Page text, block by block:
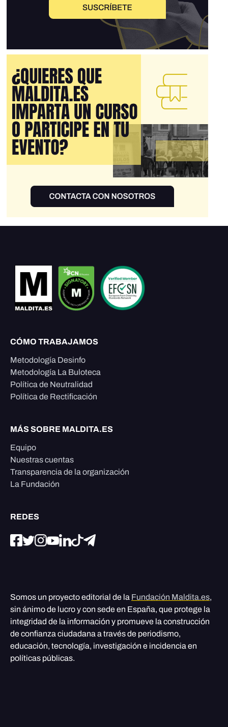
CÓMO TRABAJAMOS
Metodología Desinfo
Metodología La Buloteca
Política de Neutralidad
Política de Rectificación
MÁS SOBRE MALDITA.ES
Equipo
Nuestras cuentas
Transparencia de la organización
La Fundación
REDES
Somos un proyecto editorial de la Fundación Maldita.es,
sin ánimo de lucro y con sede en España, que protege la
integridad de la información y promueve la construcción
de confianza ciudadana a través de periodismo,
educación, tecnología, investigación e incidencia en
políticas públicas.